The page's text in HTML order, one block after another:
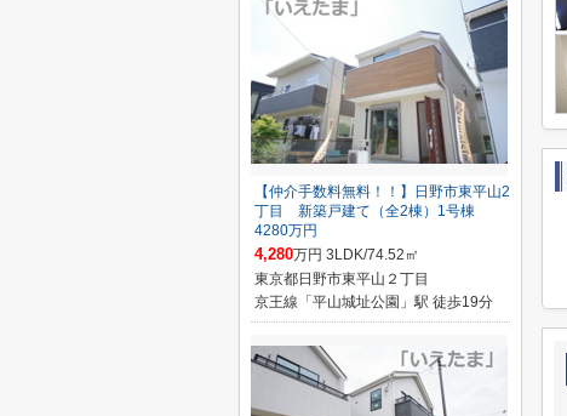
【仲介手数料無料！！】日野市東平山2
丁目 新築戸建て（全2棟）1号棟
4280万円
4,280万円 3LDK/74.52㎡
東京都日野市東平山２丁目
京王線「平山城址公園」駅 徒歩19分